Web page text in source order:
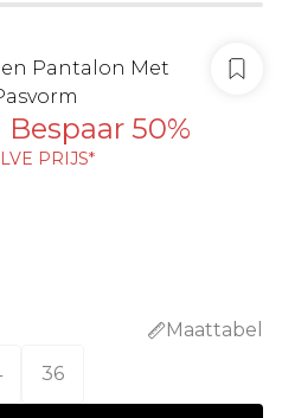
Pantalon Met
Bespaar 50%
PRIJS*
Maattabel
36